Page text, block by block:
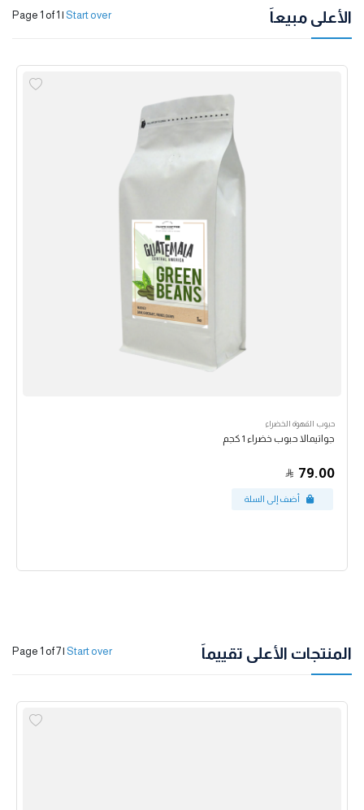
الأعلى مبيعاً Page 1 of 1 | Start over
حبوب القهوة الخضراء
جواتيمالا حبوب خضراء 1 كجم
79.00
المنتجات الأعلى تقييماً Page 1 of 7| Start over